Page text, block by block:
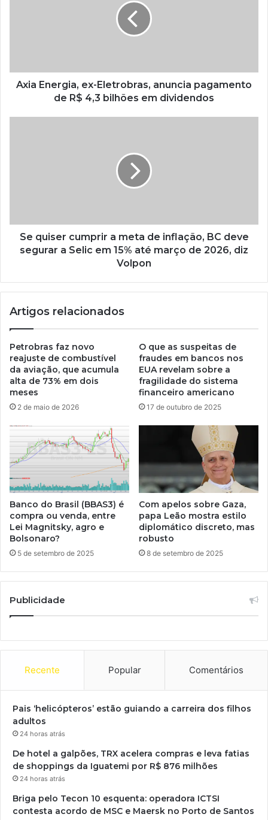
Axia Energia, ex-Eletrobras, anuncia pagamento
de R$ 4,3 bilhões em dividendos
Se quiser cumprir a meta de inflação, BC deve
segurar a Selic em 15% até março de 2026, diz
Volpon
Artigos relacionados
Petrobras faz novo
reajuste de combustível
da aviação, que acumula
alta de 73% em dois
meses
2 de maio de 2026
O que as suspeitas de
fraudes em bancos nos
EUA revelam sobre a
fragilidade do sistema
financeiro americano
17 de outubro de 2025
Banco do Brasil (BBAS3) é
compra ou venda, entre
Lei Magnitsky, agro e
Bolsonaro?
5 de setembro de 2025
Com apelos sobre Gaza,
papa Leão mostra estilo
diplomático discreto, mas
robusto
8 de setembro de 2025
Publicidade
Recente Popular Comentários
Pais ‘helicópteros’ estão guiando a carreira dos filhos
adultos
24 horas atrás
De hotel a galpões, TRX acelera compras e leva fatias
de shoppings da Iguatemi por R$ 876 milhões
24 horas atrás
Briga pelo Tecon 10 esquenta: operadora ICTSI
contesta acordo de MSC e Maersk no Porto de Santos